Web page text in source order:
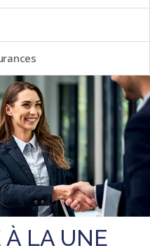
LA UNE